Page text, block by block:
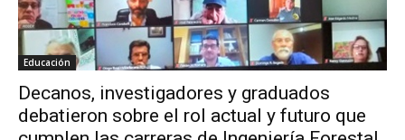
Educación
Decanos, investigadores y graduados
debatieron sobre el rol actual y futuro que